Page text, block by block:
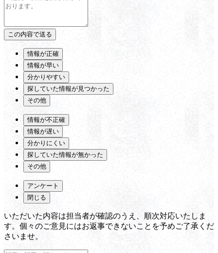
情報が正確
情報が早い
分かりやすい
探していた情報が見つかった
その他
情報が不正確
情報が遅い
分かりにくい
探していた情報が無かった
その他
アンケート
閉じる
いただいた内容は担当者が確認のうえ、順次対応いたしま
す。個々のご意見にはお返事できないことを予めご了承くだ
さいませ。